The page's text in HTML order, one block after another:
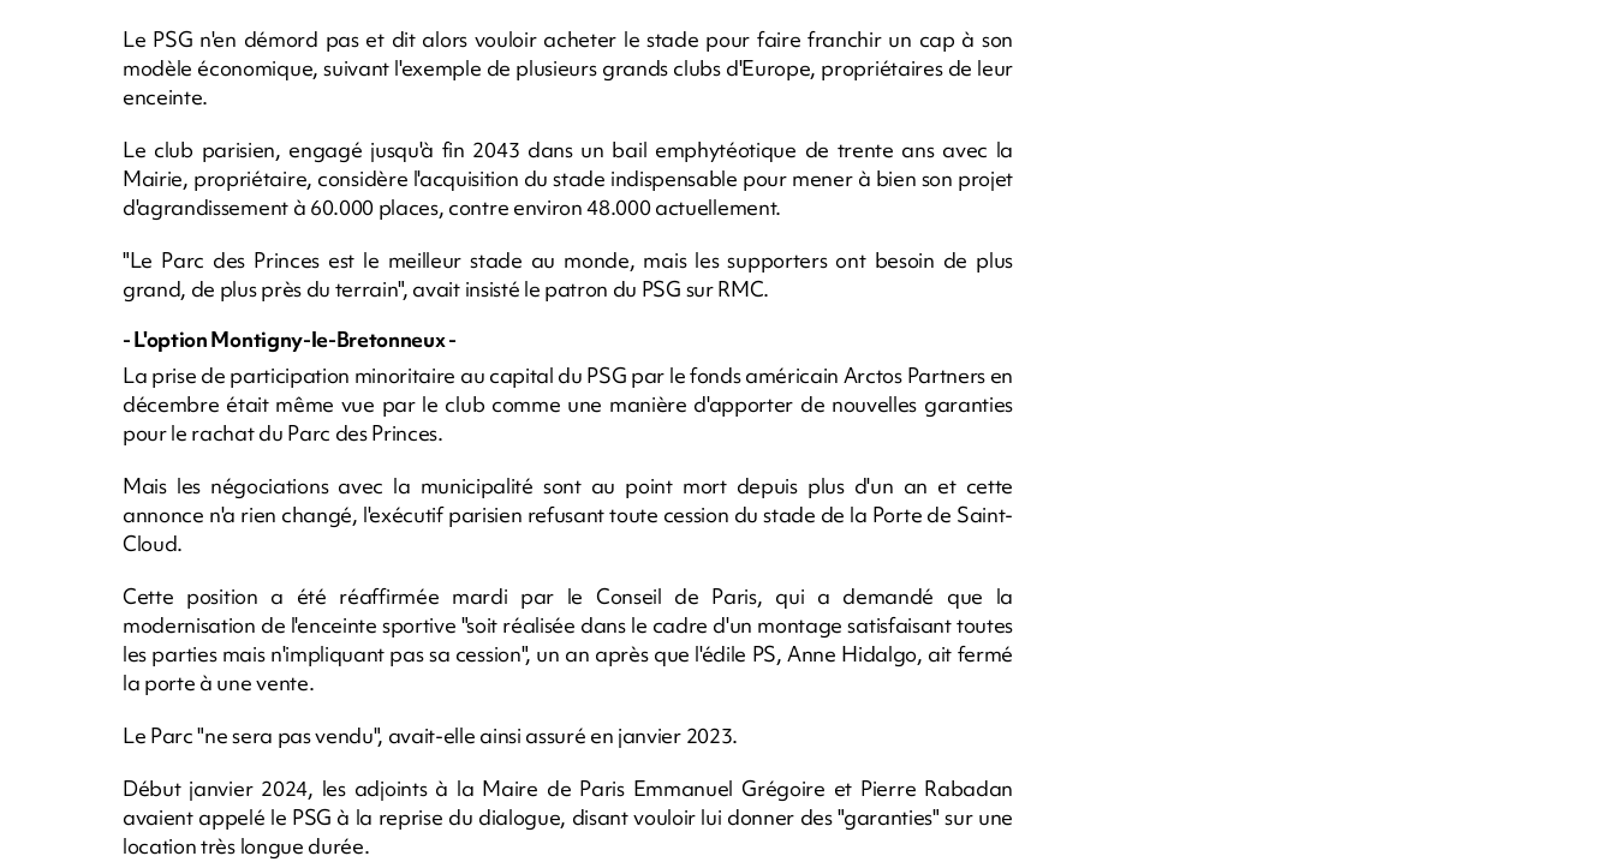
Le PSG n'en démord pas et dit alors vouloir acheter le stade pour faire franchir un cap à son
modèle économique, suivant l'exemple de plusieurs grands clubs d'Europe, propriétaires de leur
enceinte.
Le club parisien, engagé jusqu'à fin 2043 dans un bail emphytéotique de trente ans avec la
Mairie, propriétaire, considère l'acquisition du stade indispensable pour mener à bien son projet
d'agrandissement à 60.000 places, contre environ 48.000 actuellement.
"Le Parc des Princes est le meilleur stade au monde, mais les supporters ont besoin de plus
grand, de plus près du terrain", avait insisté le patron du PSG sur RMC.
- L'option Montigny-le-Bretonneux -
La prise de participation minoritaire au capital du PSG par le fonds américain Arctos Partners en
décembre était même vue par le club comme une manière d'apporter de nouvelles garanties
pour le rachat du Parc des Princes.
Mais les négociations avec la municipalité sont au point mort depuis plus d'un an et cette
annonce n'a rien changé, l'exécutif parisien refusant toute cession du stade de la Porte de Saint-
Cloud.
Cette position a été réaffirmée mardi par le Conseil de Paris, qui a demandé que la
modernisation de l'enceinte sportive "soit réalisée dans le cadre d'un montage satisfaisant toutes
les parties mais n'impliquant pas sa cession", un an après que l'édile PS, Anne Hidalgo, ait fermé
la porte à une vente.
Le Parc "ne sera pas vendu", avait-elle ainsi assuré en janvier 2023.
Début janvier 2024, les adjoints à la Maire de Paris Emmanuel Grégoire et Pierre Rabadan
avaient appelé le PSG à la reprise du dialogue, disant vouloir lui donner des "garanties" sur une
location très longue durée.